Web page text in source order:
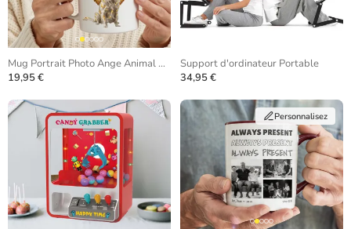
Mug Portrait Photo Ange Animal de Compagnie
19,95 €
Support d'ordinateur Portable
34,95 €
Personnalisez